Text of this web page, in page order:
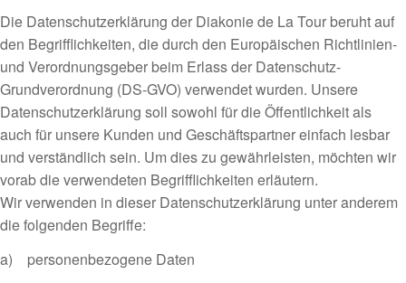
Die Datenschutzerklärung der Diakonie de La Tour beruht auf
den Begrifflichkeiten, die durch den Europäischen Richtlinien-
und Verordnungsgeber beim Erlass der Datenschutz-
Grundverordnung (DS-GVO) verwendet wurden. Unsere
Datenschutzerklärung soll sowohl für die Öffentlichkeit als
auch für unsere Kunden und Geschäftspartner einfach lesbar
und verständlich sein. Um dies zu gewährleisten, möchten wir
vorab die verwendeten Begrifflichkeiten erläutern.
Wir verwenden in dieser Datenschutzerklärung unter anderem
die folgenden Begriffe:
a) personenbezogene Daten